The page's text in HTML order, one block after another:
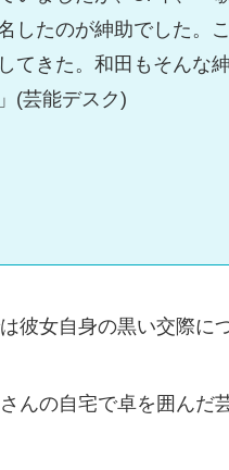
したのが紳助でした。
てきた。和田もそんな
(芸能デスク)
彼女自身の黒い交際に
んの自宅で卓を囲んだ